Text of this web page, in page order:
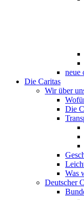
neue
Die Caritas
Wir über
Die
Was
Deutscher